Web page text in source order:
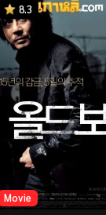
8.3
Movie